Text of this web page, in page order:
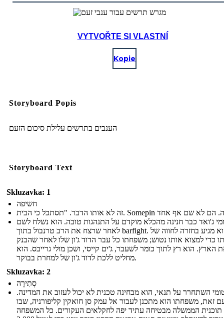
VYTVOŘTE SI VLASTNÍ
Kopie
Storyboard Popis
הענבים בתרשים עלילת סיכום הזעם
Storyboard Text
Skluzavka: 1
חשיפה
ג'ואד כבר חנינה מהכלא מוקדם על התנהגות טובה. הוא נשלח לשם
לאחר שרצח את הרב טרנבול בתוך barfight. הוא מגיע בחזרה לחווה של
כדי למצוא אותו נטוש; משפחתו כל עבר הדוד ג'ון שלו לאחר שהבנק
הארץ. הוא רץ לתוך כומר לשעבר, ג'ים קייסי, ושכן מולי גרייבס. הוא
מחליט ללכת לדוד ג'ון של למחרת בבוקר.
Skluzavka: 2
סְתִירָה
השתחרר על תנאי, הוא מבחינה טכנית לא יכול לעזוב את המדינה.
זאת, משפחתו הוא מתכנן לעבור אל עמק סן חואקין קליפורניה, שבו
תוכנית הממשלה מבטיחה עתיד יפה לחקלאים העקורים. כל המשפחה